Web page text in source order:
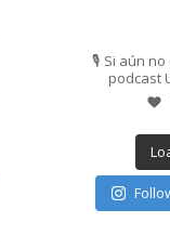
🎙️ Si aún
podcast